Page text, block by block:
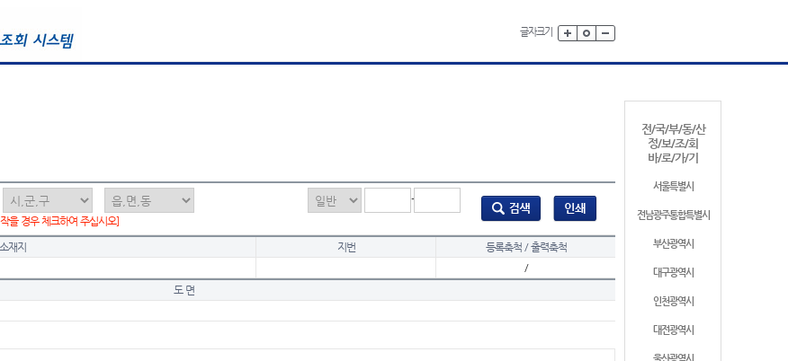
글자크기
전/국/부/동/산
정/보/조/회
바/로/가/기
서울특별시
전남광주통합특별시
부산광역시
대구광역시
인천광역시
대전광역시
-
을 경우 체크하여 주십시오]
재지 지번
등록축척 / 출력축척
/
도 면